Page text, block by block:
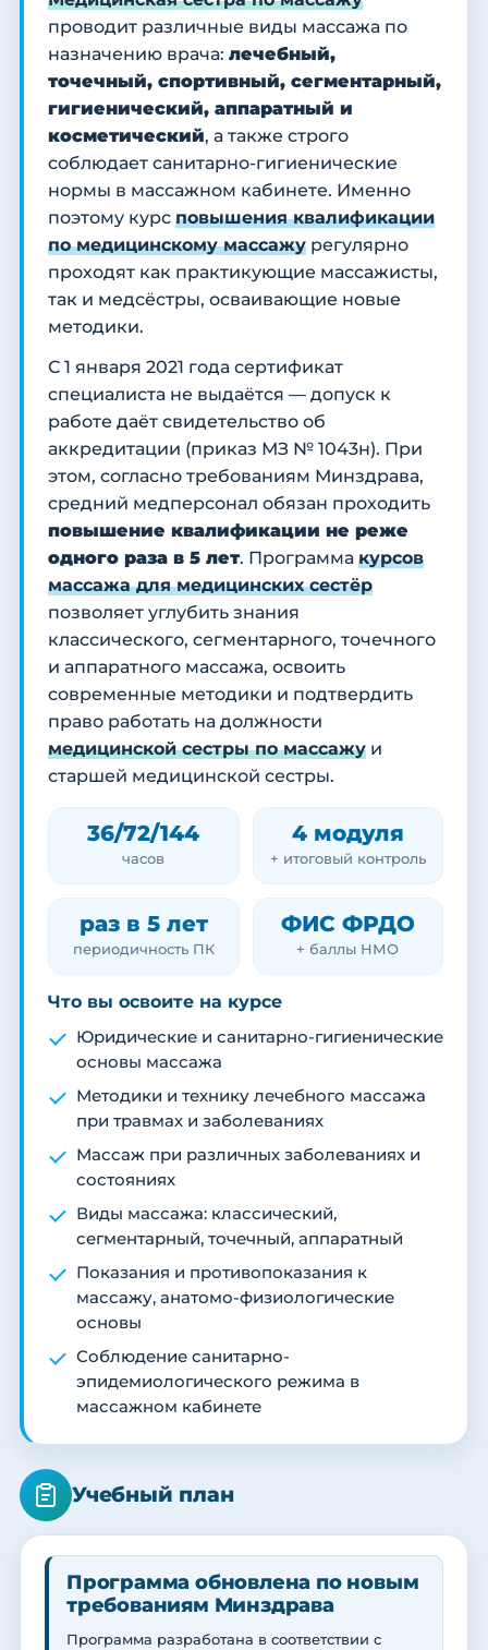
проводит различные виды массажа по
назначению врача: лечебный,
точечный, спортивный, сегментарный,
гигиенический, аппаратный и
косметический, а также строго
соблюдает санитарно-гигиенические
нормы в массажном кабинете. Именно
поэтому курс повышения квалификации
по медицинскому массажу регулярно
проходят как практикующие массажисты,
так и медсёстры, осваивающие новые
методики.
С 1 января 2021 года сертификат
специалиста не выдаётся — допуск к
работе даёт свидетельство об
аккредитации (приказ МЗ № 1043н). При
этом, согласно требованиям Минздрава,
средний медперсонал обязан проходить
повышение квалификации не реже
одного раза в 5 лет. Программа курсов
массажа для медицинских сестёр
позволяет углубить знания
классического, сегментарного, точечного
и аппаратного массажа, освоить
современные методики и подтвердить
право работать на должности
медицинской сестры по массажу и
старшей медицинской сестры.
36/72/144
часов
4 модуля
+ итоговый контроль
раз в 5 лет
периодичность ПК
ФИС ФРДО
+ баллы НМО
Что вы освоите на курсе
Юридические и санитарно-гигиенические
основы массажа
Методики и технику лечебного массажа
при травмах и заболеваниях
Массаж при различных заболеваниях и
состояниях
Виды массажа: классический,
сегментарный, точечный, аппаратный
Показания и противопоказания к
массажу, анатомо-физиологические
основы
Соблюдение санитарно-
эпидемиологического режима в
массажном кабинете
Учебный план
Программа обновлена по новым
требованиям Минздрава
Программа разработана в соответствии с